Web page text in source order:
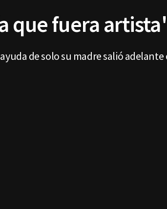
que fuera
de solo su madre salió